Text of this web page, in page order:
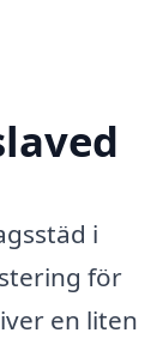
i
för
en liten